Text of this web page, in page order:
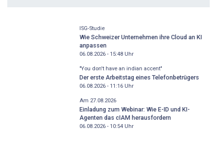
ISG-Studie
Wie Schweizer Unternehmen ihre Cloud an KI
anpassen
06.08.2026 - 15:48Uhr
"You don't have an indian accent"
Der erste Arbeitstag eines Telefonbetrügers
06.08.2026 - 11:16Uhr
Am 27.08.2026
Einladung zum Webinar: Wie E-ID und KI-
Agenten das cIAM herausfordern
06.08.2026 - 10:54Uhr